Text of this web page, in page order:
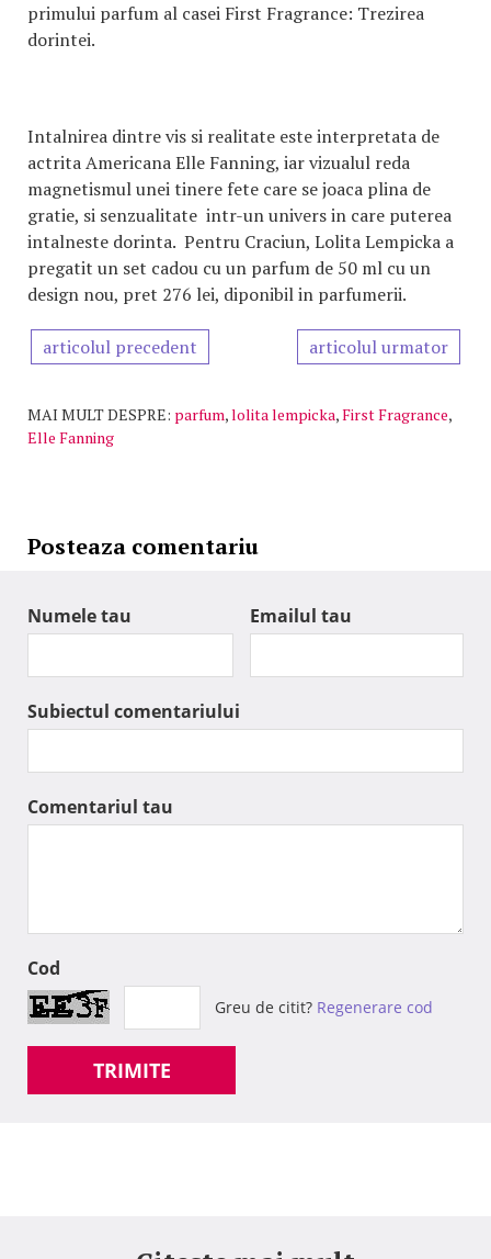
primului parfum al casei First Fragrance: Trezirea
dorintei.
Intalnirea dintre vis si realitate este interpretata de
actrita Americana Elle Fanning, iar vizualul reda
magnetismul unei tinere fete care se joaca plina de
gratie, si senzualitate intr-un univers in care puterea
intalneste dorinta. Pentru Craciun, Lolita Lempicka a
pregatit un set cadou cu un parfum de 50 ml cu un
design nou, pret 276 lei, diponibil in parfumerii.
articolul precedent articolul urmator
MAI MULT DESPRE: parfum,lolita lempicka,First Fragrance,
Elle Fanning
Posteaza comentariu
Numele tau Emailul tau
Subiectul comentariului
Comentariul tau
Cod
Greu de citit? Regenerare cod
TRIMITE